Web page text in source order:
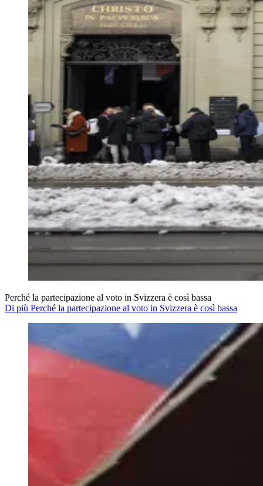
Perché la partecipazione al voto in Svizzera è così bassa
Di più Perché la partecipazione al voto in Svizzera è così bassa